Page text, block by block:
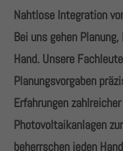
Nahtlose Integration
Bei uns gehen
Hand. Unsere
Planungsvorgaben
Erfahrungen
Photovoltaikanlagen
beherrschen jeden